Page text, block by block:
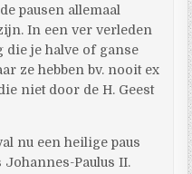
pausen allemaal
In een ver verleden
die je halve of ganse
ze hebben bv. nooit ex
niet door de H. Geest
nu een heilige paus
Johannes-Paulus II.